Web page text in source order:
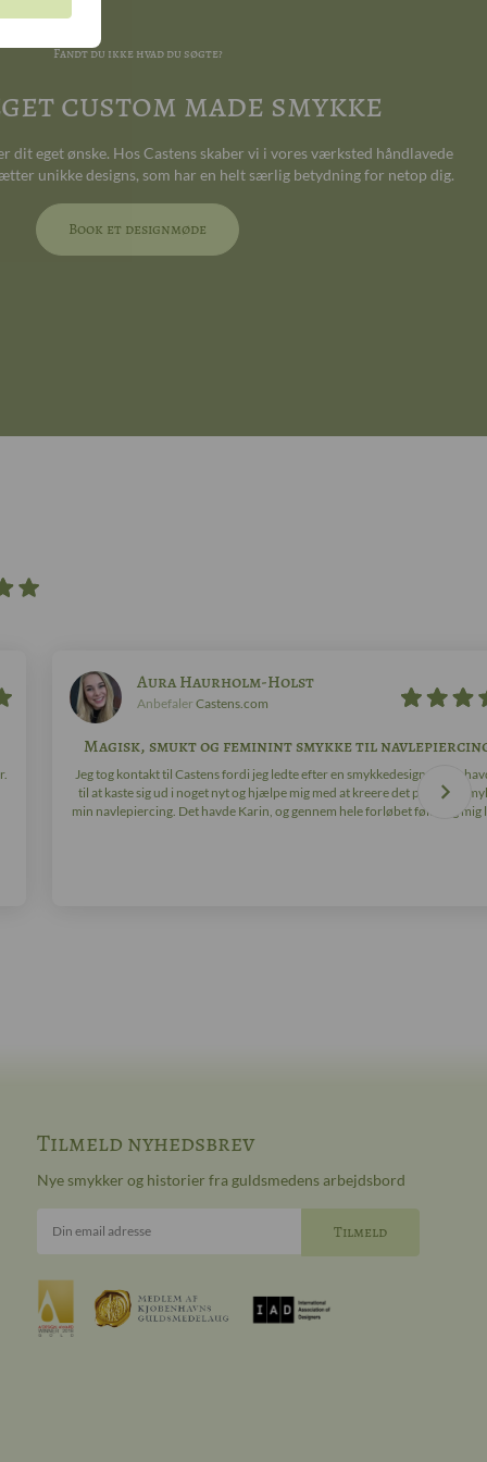
Fandt du ikke hvad du søgte?
custom made smykke
dit eget ønske. Hos Castens skaber vi i vores værksted håndlavede
unikke designs, som har en helt særlig betydning for netop dig.
Book et designmøde
Aura Haurholm-Holst
Anbefaler Castens.com
Magisk, smukt og feminint smykke til
Jeg tog kontakt til Castens fordi jeg ledte efter en smykkedesigner, der
til at kaste sig ud i noget nyt og hjælpe mig med at kreere det perfekte
min navlepiercing. Det havde Karin, og gennem hele forløbet følte jeg mig
Tilmeld nyhedsbrev
Nye smykker og historier fra guldsmedens arbejdsbord
Din email adresse